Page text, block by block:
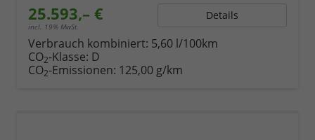
25.593,– €
incl. 19% MwSt.
Details
Verbrauch kombiniert: 5,60 l/100km
CO2-Klasse: D
CO2-Emissionen: 125,00 g/km